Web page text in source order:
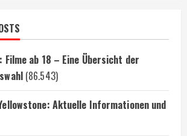
ab 18 – Eine Übersicht der
(86.543)
Aktuelle Informationen und